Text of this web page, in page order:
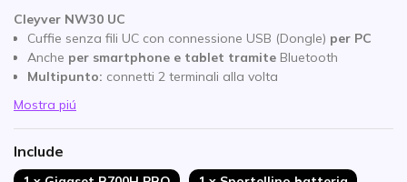
Cleyver NW30 UC
Cuffie senza fili UC con connessione USB (Dongle) per PC
Anche per smartphone e tablet tramite Bluetooth
Multipunto: connetti 2 terminali alla volta
Mostra piú
Include